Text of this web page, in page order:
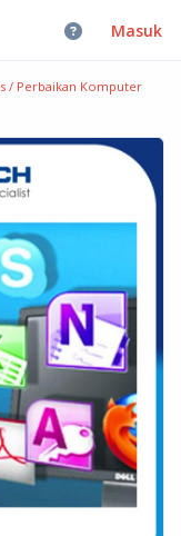
Masuk
/ Perbaikan Komputer